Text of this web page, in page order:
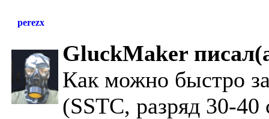
perezx
GluckMaker
Как можно быстро
(SSTC, разряд 30-